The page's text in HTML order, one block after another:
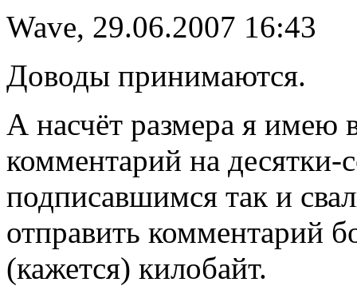
Wave, 29.06.2007 16:43
Доводы принимаются.
А насчёт размера я имею
комментарий на десятки-
подписавшимся так и
отправить комментарий
(кажется) килобайт.